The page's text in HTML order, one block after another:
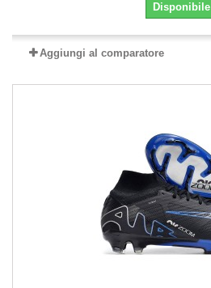
Disponibile
Aggiungi al comparatore